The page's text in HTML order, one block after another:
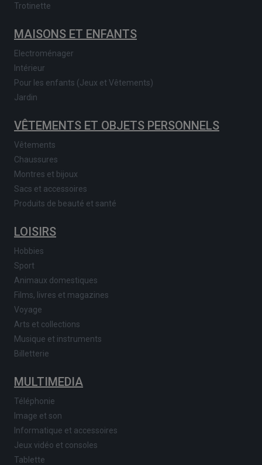
Trotinette
MAISONS ET ENFANTS
Electroménager
Intérieur
Pour les enfants (Jeux et Vêtements)
Jardin
VÊTEMENTS ET OBJETS PERSONNELS
Vêtements
Chaussures
Montres et bijoux
Sacs et accessoires
Produits de beauté et santé
LOISIRS
Hobbies
Sport
Animaux domestiques
Films, livres et magazines
Voyage
Arts et collections
Musique et instruments
Billetterie
MULTIMEDIA
Téléphonie
Image et son
Informatique et accessoires
Jeux vidéo et consoles
Tablette